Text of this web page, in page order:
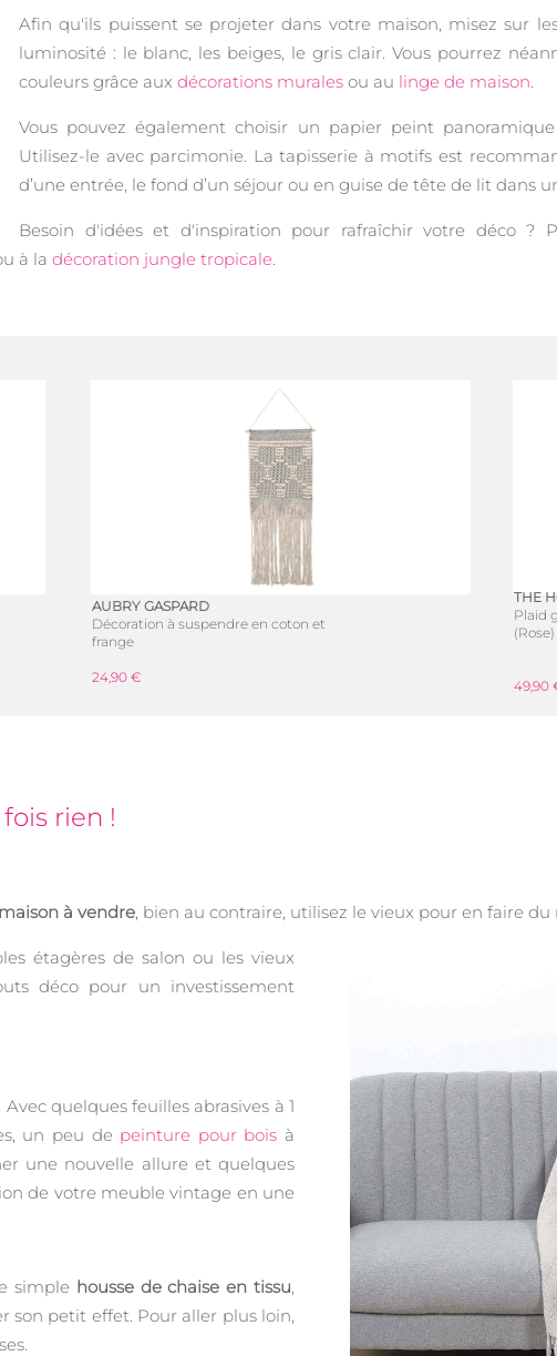
Afin qu'ils puissent se projeter dans votre maison, misez sur
luminosité : le blanc, les beiges, le gris clair. Vous pourrez
couleurs grâce aux décorations murales ou au linge de maison.
Vous pouvez également choisir un papier peint
Utilisez-le avec parcimonie. La tapisserie à motifs est
d’une entrée, le fond d’un séjour ou en guise de tête de lit dans
Besoin d'idées et d'inspiration pour rafraîchir votre déco ?
à la décoration jungle tropicale.
AUBRY GASPARD
Décoration à suspendre en coton et
frange
24,90 €
THE
Plaid
(Rose)
49,90
rien !
à vendre, bien au contraire, utilisez le vieux pour en faire du
étagères de salon ou les vieux
déco pour un investissement
quelques feuilles abrasives à 1
un peu de peinture pour bois à
une nouvelle allure et quelques
de votre meuble vintage en une
simple housse de chaise en tissu,
son petit effet. Pour aller plus loin,